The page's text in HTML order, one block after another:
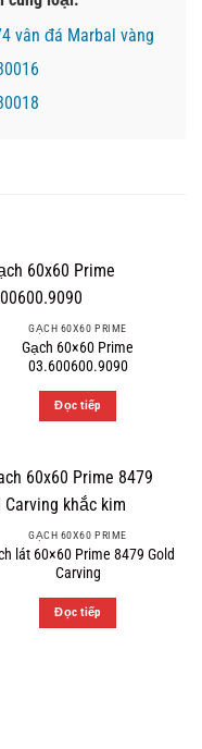
vân đá Marbal vàng
GẠCH 60X60 PRIME
Gạch 60×60 Prime
03.600600.9090
Đọc tiếp
GẠCH 60X60 PRIME
lát 60×60 Prime 8479 Gold
Carving
Đọc tiếp